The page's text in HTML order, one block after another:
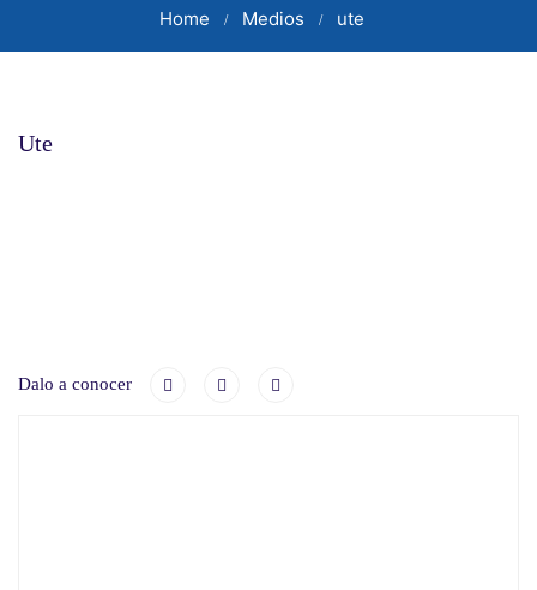
Home Medios ute
Ute
Dalo a conocer